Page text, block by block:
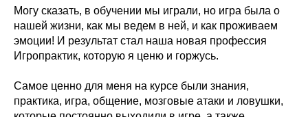
Могу сказать, в обучении мы играли, но игра была о
нашей жизни, как мы ведем в ней, и как проживаем
эмоции! И результат стал наша новая профессия
Игропрактик, которую я ценю и горжусь.
Самое ценно для меня на курсе были знания,
практика, игра, общение, мозговые атаки и ловушки,